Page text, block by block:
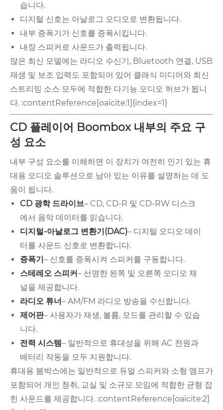
습니다.
디지털 신호는 아날로그 오디오로 변환됩니다.
내부 증폭기가 신호를 증폭시킵니다.
내장 스피커로 사운드가 출력됩니다.
많은 최신 모델에는 라디오 수신기, Bluetooth 연결, USB
재생 및 보조 입력도 포함되어 있어 클래식 미디어와 최신
스트리밍 소스 모두에 적합한 다기능 오디오 허브가 됩니
다. :contentReference[oaicite:1]{index=1}
CD 플레이어 Boombox 내부의 주요 구
성 요소
내부 구성 요소를 이해하면 이 장치가 여전히 인기 있는 휴
대용 오디오 솔루션으로 남아 있는 이유를 설명하는 데 도
움이 됩니다.
CD 광학 드라이브– CD, CD-R 및 CD-RW 디스크
에서 음악 데이터를 읽습니다.
디지털-아날로그 변환기(DAC)– 디지털 오디오 데이
터를 사운드 신호로 변환합니다.
증폭기– 신호를 증폭시켜 스피커를 구동합니다.
스테레오 스피커– 선명한 왼쪽 및 오른쪽 오디오 채
널을 제공합니다.
라디오 튜너– AM/FM 라디오 방송을 수신합니다.
제어판– 사용자가 재생, 볼륨, 모드를 관리할 수 있습
니다.
전력 시스템– 일반적으로 휴대성을 위해 AC 전원과
배터리 작동을 모두 지원합니다.
휴대용 붐박스에는 일반적으로 듀얼 스피커와 소형 앰프가
포함되어 개인 청취, 교실 및 소규모 모임에 적합한 균형 잡
힌 사운드를 제공합니다. :contentReference[oaicite:2]